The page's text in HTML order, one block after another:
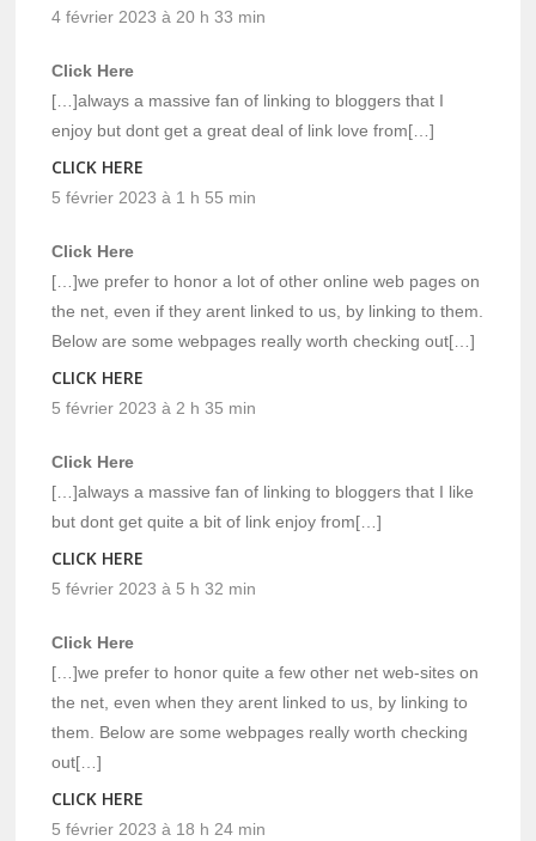
4 février 2023 à 20 h 33 min
Click Here
[…]always a massive fan of linking to bloggers that I
enjoy but dont get a great deal of link love from[…]
CLICK HERE
5 février 2023 à 1 h 55 min
Click Here
[…]we prefer to honor a lot of other online web pages on
the net, even if they arent linked to us, by linking to them.
Below are some webpages really worth checking out[…]
CLICK HERE
5 février 2023 à 2 h 35 min
Click Here
[…]always a massive fan of linking to bloggers that I like
but dont get quite a bit of link enjoy from[…]
CLICK HERE
5 février 2023 à 5 h 32 min
Click Here
[…]we prefer to honor quite a few other net web-sites on
the net, even when they arent linked to us, by linking to
them. Below are some webpages really worth checking
out[…]
CLICK HERE
5 février 2023 à 18 h 24 min